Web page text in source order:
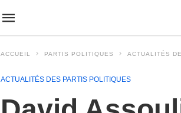
ACCUEIL PARTIS POLITIQUES ACTUALITÉS
ACTUALITÉS DES PARTIS POLITIQUES